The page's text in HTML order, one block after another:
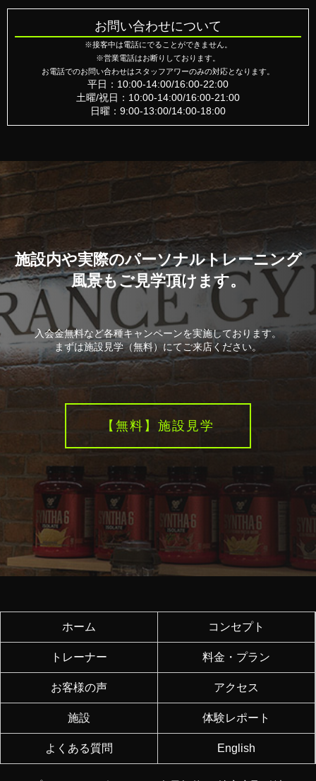
お問い合わせについて
※接客中は電話にでることができません。
※営業電話はお断りしております。
お電話でのお問い合わせはスタッフアワーのみの対応となります。
平日：10:00-14:00/16:00-22:00
土曜/祝日：10:00-14:00/16:00-21:00
日曜：9:00-13:00/14:00-18:00
施設内や実際のパーソナルトレーニング
風景もご見学頂けます。
入会金無料など各種キャンペーンを実施しております。
まずは施設見学（無料）にてご来店ください。
【無料】施設見学
ホーム コンセプト
トレーナー 料金・プラン
お客様の声 アクセス
施設 体験レポート
よくある質問 English